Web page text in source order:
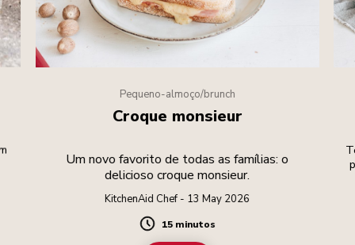
Pequeno-almoço/brunch
Croque monsieur
Um novo favorito de todas as famílias: o
delicioso croque monsieur.
KitchenAid Chef - 13 May 2026
Duration
15 minutos